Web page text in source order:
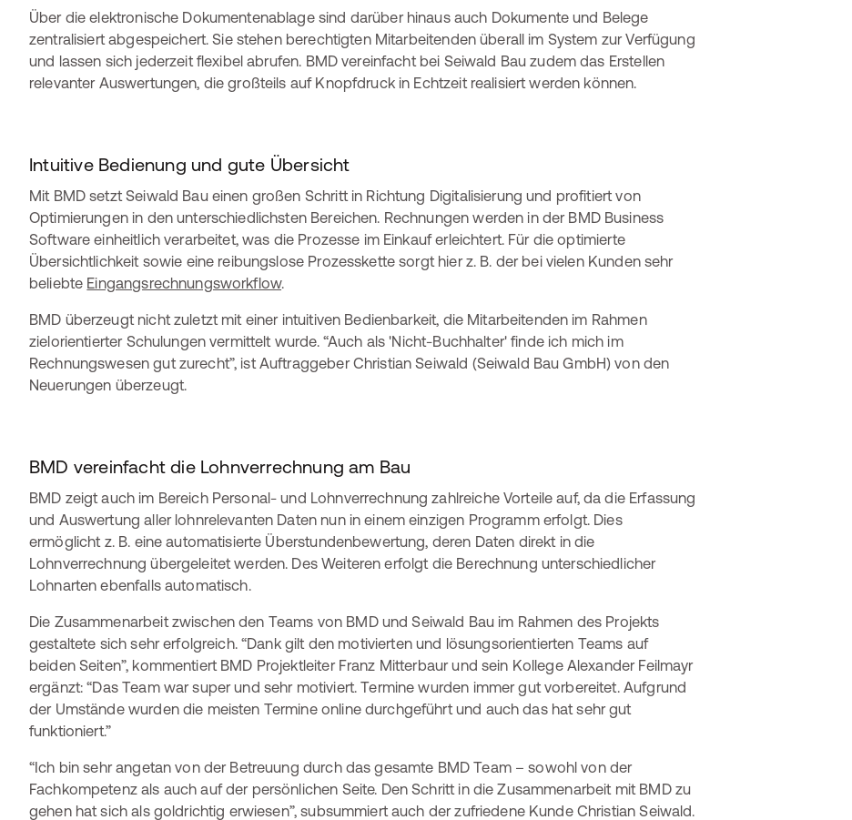
Über die elektronische Dokumentenablage sind darüber hinaus auch Dokumente und Belege
zentralisiert abgespeichert. Sie stehen berechtigten Mitarbeitenden überall im System zur Verfügung
und lassen sich jederzeit flexibel abrufen. BMD vereinfacht bei Seiwald Bau zudem das Erstellen
relevanter Auswertungen, die großteils auf Knopfdruck in Echtzeit realisiert werden können.
Intuitive Bedienung und gute Übersicht
Mit BMD setzt Seiwald Bau einen großen Schritt in Richtung Digitalisierung und profitiert von
Optimierungen in den unterschiedlichsten Bereichen. Rechnungen werden in der BMD Business
Software einheitlich verarbeitet, was die Prozesse im Einkauf erleichtert. Für die optimierte
Übersichtlichkeit sowie eine reibungslose Prozesskette sorgt hier z. B. der bei vielen Kunden sehr
beliebte Eingangsrechnungsworkflow.
BMD überzeugt nicht zuletzt mit einer intuitiven Bedienbarkeit, die Mitarbeitenden im Rahmen
zielorientierter Schulungen vermittelt wurde. “Auch als 'Nicht-Buchhalter' finde ich mich im
Rechnungswesen gut zurecht”, ist Auftraggeber Christian Seiwald (Seiwald Bau GmbH) von den
Neuerungen überzeugt.
BMD vereinfacht die Lohnverrechnung am Bau
BMD zeigt auch im Bereich Personal- und Lohnverrechnung zahlreiche Vorteile auf, da die Erfassung
und Auswertung aller lohnrelevanten Daten nun in einem einzigen Programm erfolgt. Dies
ermöglicht z. B. eine automatisierte Überstundenbewertung, deren Daten direkt in die
Lohnverrechnung übergeleitet werden. Des Weiteren erfolgt die Berechnung unterschiedlicher
Lohnarten ebenfalls automatisch.
Die Zusammenarbeit zwischen den Teams von BMD und Seiwald Bau im Rahmen des Projekts
gestaltete sich sehr erfolgreich. “Dank gilt den motivierten und lösungsorientierten Teams auf
beiden Seiten”, kommentiert BMD Projektleiter Franz Mitterbaur und sein Kollege Alexander Feilmayr
ergänzt: “Das Team war super und sehr motiviert. Termine wurden immer gut vorbereitet. Aufgrund
der Umstände wurden die meisten Termine online durchgeführt und auch das hat sehr gut
funktioniert.”
“Ich bin sehr angetan von der Betreuung durch das gesamte BMD Team – sowohl von der
Fachkompetenz als auch auf der persönlichen Seite. Den Schritt in die Zusammenarbeit mit BMD zu
gehen hat sich als goldrichtig erwiesen”, subsummiert auch der zufriedene Kunde Christian Seiwald.